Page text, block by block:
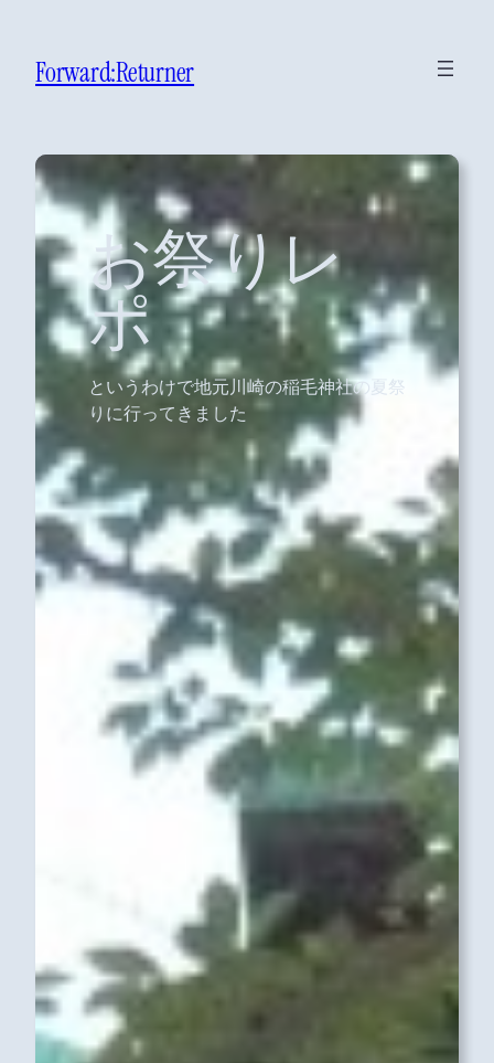
Forward:Returner
お祭りレ
ポ
というわけで地元川崎の稲毛神社の夏祭
りに行ってきました